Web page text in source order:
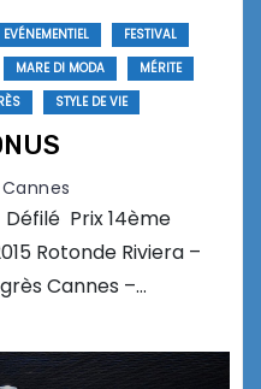
EVÉNEMENTIEL
FESTIVAL
MARE DI MODA
MÉRITE
STYLE DE VIE
Prix 14ème
Rotonde Riviera –
Cannes –…